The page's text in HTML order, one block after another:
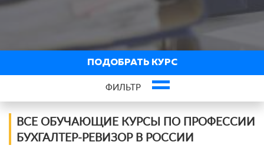
ВСЕ ОБУЧАЮЩИЕ КУРСЫ ПО ПРОФЕССИИ
БУХГАЛТЕР-РЕВИЗОР В РОССИИ
ПОДОБРАТЬ КУРС
ФИЛЬТР
Фильтр курсов по профессии
Программы переподготовки ×